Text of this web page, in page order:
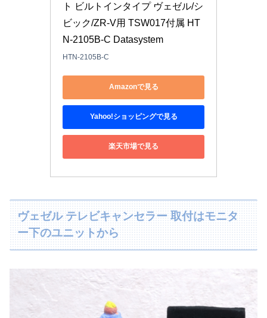
ト ビルトインタイプ ヴェゼル/シ
ビック/ZR-V用 TSW017付属 HT
N-2105B-C Datasystem
HTN-2105B-C
Amazonで見る
Yahoo!ショッピングで見る
楽天市場で見る
ヴェゼル テレビキャンセラー 取付はモニタ
ー下のユニットから